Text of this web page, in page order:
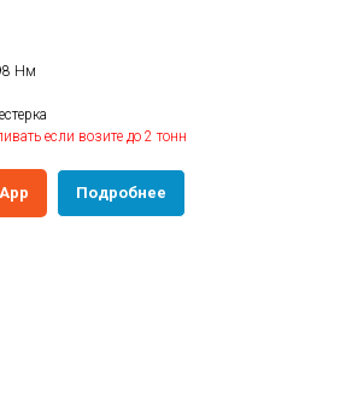
Нм
если возите до 2 тонн
Подробнее